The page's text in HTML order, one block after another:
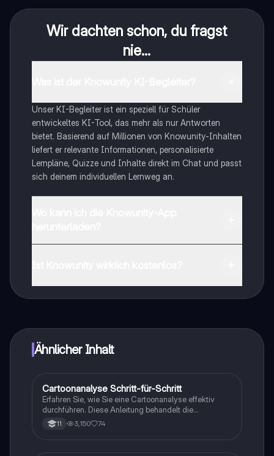
Wir dachten schon, du fragst
nie...
Unser KI-Begleiter ist ein speziell für Schüler
entwickeltes KI-Tool, das mehr als nur Antworten
bietet. Basierend auf Millionen von Knowunity-Inhalten
liefert er relevante Informationen, personalisierte
Lernpläne, Quizze und Inhalte direkt im Chat und passt
sich deinem individuellen Lernweg an.
Ähnlicher Inhalt
Englisch
Cartoonanalyse Schritt-für-Schritt
Erfahren Sie, wie Sie eine Cartoonanalyse effektiv
durchführen. Diese Anleitung behandelt die
wichtigsten Elemente, einschließlich der
Identifizierung von Charakteren, der Analyse von
11 3,150 74